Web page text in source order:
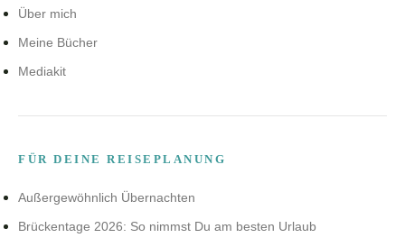
Über mich
Meine Bücher
Mediakit
FÜR DEINE REISEPLANUNG
Außergewöhnlich Übernachten
Brückentage 2026: So nimmst Du am besten Urlaub